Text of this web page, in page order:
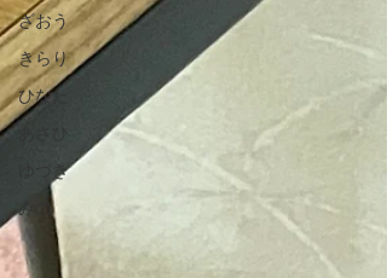
ざおう
きらり
ひなた
ゆづき
みの